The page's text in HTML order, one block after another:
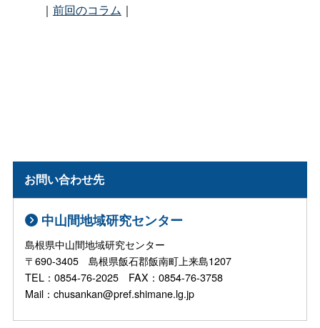
｜ 前回のコラム ｜
お問い合わせ先
中山間地域研究センター
島根県中山間地域研究センター
〒690-3405 島根県飯石郡飯南町上来島1207
TEL：0854-76-2025 FAX：0854-76-3758
Mail：chusankan@pref.shimane.lg.jp